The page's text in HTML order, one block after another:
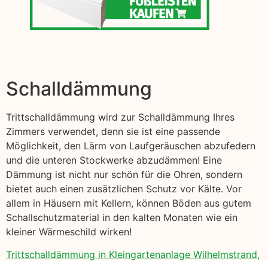
Schalldämmung
Trittschalldämmung wird zur Schalldämmung Ihres
Zimmers verwendet, denn sie ist eine passende
Möglichkeit, den Lärm von Laufgeräuschen abzufedern
und die unteren Stockwerke abzudämmen! Eine
Dämmung ist nicht nur schön für die Ohren, sondern
bietet auch einen zusätzlichen Schutz vor Kälte. Vor
allem in Häusern mit Kellern, können Böden aus gutem
Schallschutzmaterial in den kalten Monaten wie ein
kleiner Wärmeschild wirken!
Trittschalldämmung in Kleingartenanlage Wilhelmstrand,